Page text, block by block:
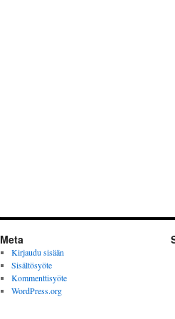
Meta
Kirjaudu sisään
Sisältösyöte
Kommenttisyöte
WordPress.org